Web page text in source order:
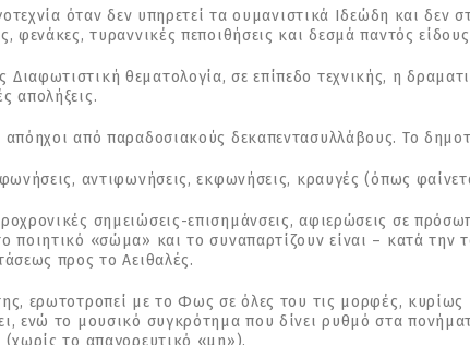
όταν δεν υπηρετεί τα ουμανιστικά Ιδεώδη και
φενάκες, τυραννικές πεποιθήσεις και δεσμά παντός
θεματολογία, σε επίπεδο τεχνικής, η
απολήξεις.
απόηχοι από παραδοσιακούς δεκαπεντασυλλάβους. Το
αντιφωνήσεις, εκφωνήσεις, κραυγές (όπως
σημειώσεις-επισημάνσεις, αφιερώσεις σε
ποιητικό «σώμα» και το συναπαρτίζουν είναι – κατά
προς το Αειθαλές.
ερωτοτροπεί με το Φως σε όλες του τις μορφές, κυρίως
ενώ το μουσικό συγκρότημα που δίνει ρυθμό στα
το απαγορευτικό «μη»).